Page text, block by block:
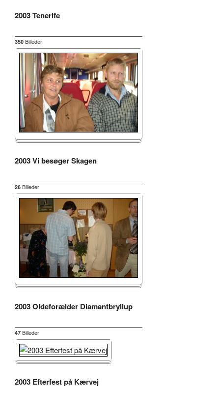
2003 Tenerife
350 Billeder
2003 Vi besøger Skagen
26 Billeder
2003 Oldeforælder Diamantbryllup
47 Billeder
2003 Efterfest på Kærvej